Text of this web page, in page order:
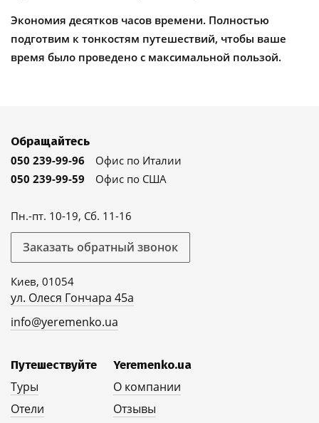
Экономия десятков часов времени. Полностью
подготвим к тонкостям путешествий, чтобы ваше
время было проведено с максимальной пользой.
Обращайтесь
050 239-99-96
Офис по Италии
050 239-99-59
Офис по США
Пн.-пт. 10-19, Сб. 11-16
Заказать обратный звонок
Киев, 01054
ул. Олеся Гончара 45а
info@yeremenko.ua
Путешествуйте
Туры
Отели
Yeremenko.ua
О компании
Отзывы